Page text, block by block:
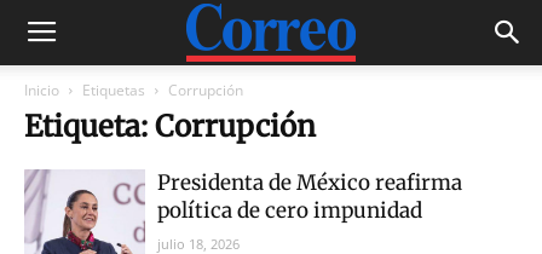
Inicio Etiquetas Corrupción
Etiqueta: Corrupción
Presidenta de México reafirma
política de cero impunidad
julio 18, 2026